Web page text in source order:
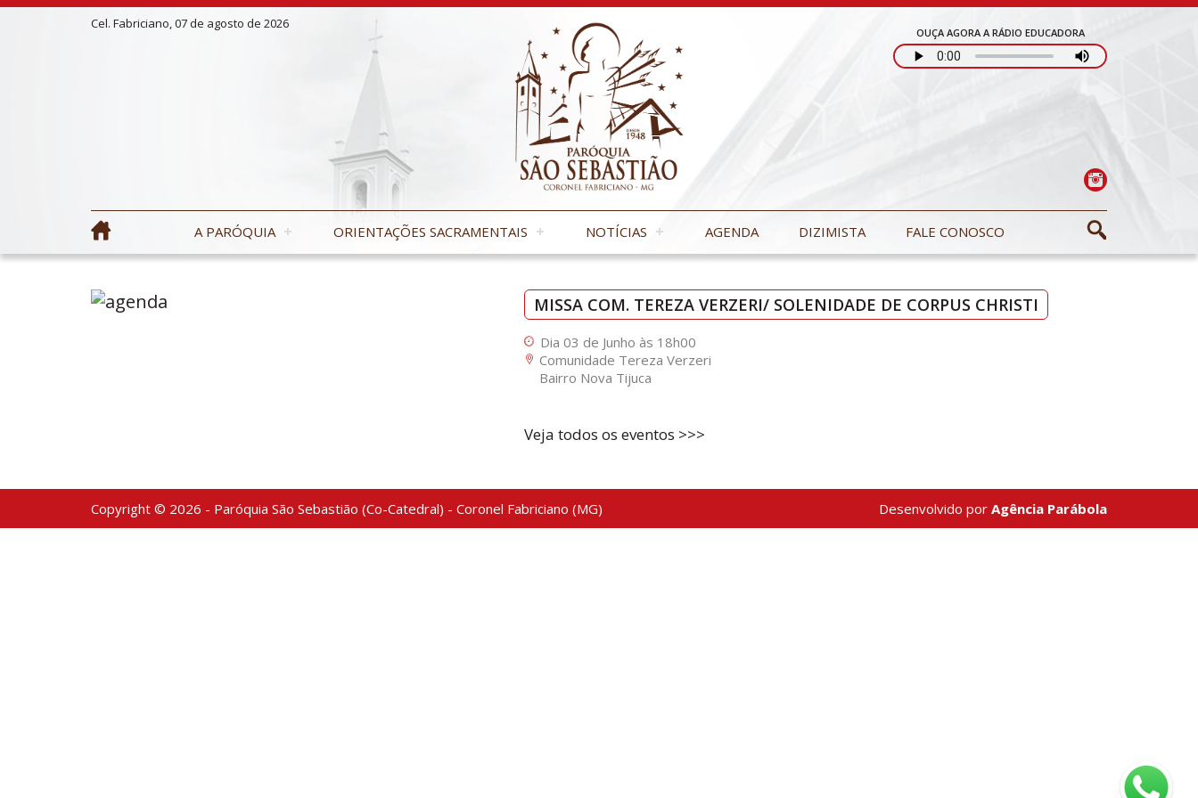
Cel. Fabriciano, 07 de agosto de 2026
OUÇA AGORA A RÁDIO EDUCADORA
A PARÓQUIA ORIENTAÇÕES SACRAMENTAIS NOTÍCIAS AGENDA DIZIMISTA FALE CONOSCO
MISSA COM. TEREZA VERZERI/ SOLENIDADE DE CORPUS CHRISTI
Dia 03 de Junho às 18h00
Comunidade Tereza Verzeri
Bairro Nova Tijuca
Veja todos os eventos >>>
Copyright © 2026 - Paróquia São Sebastião (Co-Catedral) - Coronel Fabriciano (MG) Desenvolvido por Agência Parábola